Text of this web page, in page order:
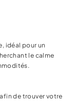
idéal pour un
le calme
de trouver votre